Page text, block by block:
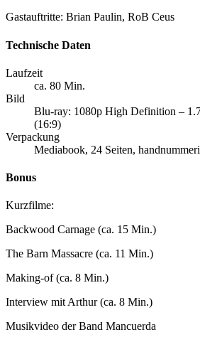
Gastauftritte: Brian Paulin, RoB Ceus
Technische Daten
Laufzeit
ca. 80 Min.
Bild
Blu-ray: 1080p High Definition –
(16:9)
Verpackung
Mediabook, 24 Seiten,
Bonus
Kurzfilme:
Backwood Carnage (ca. 15 Min.)
The Barn Massacre (ca. 11 Min.)
Making-of (ca. 8 Min.)
Interview mit Arthur (ca. 8 Min.)
Musikvideo der Band Mancuerda